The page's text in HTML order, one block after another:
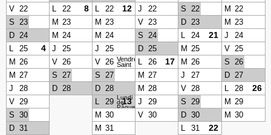
V 22 L 22 8 L 22 12 J 22 S 22 M 22
S 23 M 23 M 23 V 23 D 23 M 23
D 24 M 24 M 24 S 24 L 24 21 J
24
L
25 4 J 25 J 25 D 25 M 25 V 25
M 26 V 26 V 26 Vendredi
Saint L 26 17 M 26 S 26
M 27 S 27 S 27 M 27 J 27 D 27
J
28 D 28 D 28 M 28 V 28 L 28 26
V 29 L 29 13
Lundi
de
Pâques
J 29 S 29 M 29
S 30 M 30 V 30 D 30 M 30
D 31 M 31 L 31 22